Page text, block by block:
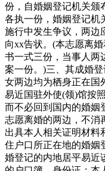
份，自婚姻登记机关颁
各执一份，婚姻登记机
施行中发生争议，两边
向xx告状。(本志愿离
书一式三份，当事人两
案一份。)三、其成婚
女两边均为栖身正在国
易近国驻外使(领)馆按
而不必回到国内的婚姻
志愿离婚的两边，不消
出具本人相关证明材料
住户口所正在地的婚姻
婚登记的内地居平易近